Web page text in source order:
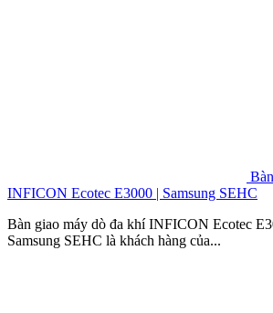
INFICON Ecotec E3000 | Samsung SEHC
Bàn giao máy dò đa khí INFICON Ecotec
Samsung SEHC là khách hàng của...